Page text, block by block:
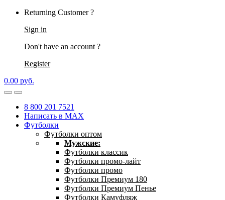
Returning Customer ?
Sign in
Don't have an account ?
Register
0.00 руб.
8 800 201 7521
Написать в MAX
Футболки
Футболки оптом
Мужские:
Футболки классик
Футболки промо-лайт
Футболки промо
Футболки Премиум 180
Футболки Премиум Пенье
Футболки Камуфляж